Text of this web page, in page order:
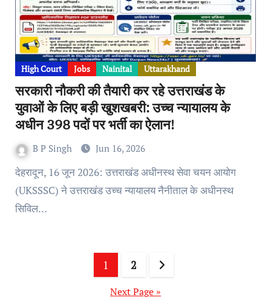
High Court Jobs Nainital Uttarakhand
सरकारी नौकरी की तैयारी कर रहे उत्तराखंड के
युवाओं के लिए बड़ी खुशखबरी: उच्च न्यायालय के
अधीन 398 पदों पर भर्ती का ऐलान!
B P Singh Jun 16, 2026
देहरादून, 16 जून 2026: उत्तराखंड अधीनस्थ सेवा चयन आयोग
(UKSSSC) ने उत्तराखंड उच्च न्यायालय नैनीताल के अधीनस्थ
सिविल…
pagination
1 2
Next Page »